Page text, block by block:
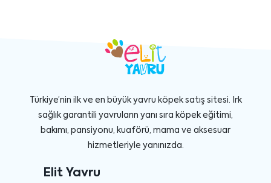
Türkiye’nin ilk ve en büyük yavru köpek satış sitesi. Irk
sağlık garantili yavruların yanı sıra köpek eğitimi,
bakımı, pansiyonu, kuaförü, mama ve aksesuar
hizmetleriyle yanınızda.
Elit Yavru